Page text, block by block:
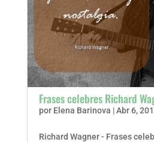
Frases celebres Richard
por Elena Barinova |Abr 6,
Richard Wagner - Frases